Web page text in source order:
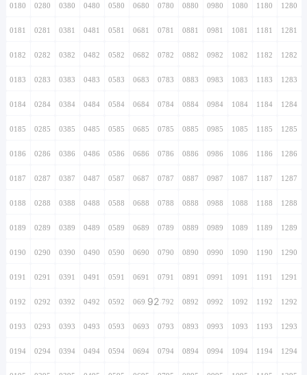
0180 0280 0380 0480 0580 0680 0780 0880 0980 1080 1180 1280
0181 0281 0381 0481 0581 0681 0781 0881 0981 1081 1181 1281
0182 0282 0382 0482 0582 0682 0782 0882 0982 1082 1182 1282
0183 0283 0383 0483 0583 0683 0783 0883 0983 1083 1183 1283
0184 0284 0384 0484 0584 0684 0784 0884 0984 1084 1184 1284
0185 0285 0385 0485 0585 0685 0785 0885 0985 1085 1185 1285
0186 0286 0386 0486 0586 0686 0786 0886 0986 1086 1186 1286
0187 0287 0387 0487 0587 0687 0787 0887 0987 1087 1187 1287
0188 0288 0388 0488 0588 0688 0788 0888 0988 1088 1188 1288
0189 0289 0389 0489 0589 0689 0789 0889 0989 1089 1189 1289
0190 0290 0390 0490 0590 0690 0790 0890 0990 1090 1190 1290
0191 0291 0391 0491 0591 0691 0791 0891 0991 1091 1191 1291
0192 0292 0392 0492 0592 0692920792 0892 0992 1092 1192 1292
0193 0293 0393 0493 0593 0693 0793 0893 0993 1093 1193 1293
0194 0294 0394 0494 0594 0694 0794 0894 0994 1094 1194 1294